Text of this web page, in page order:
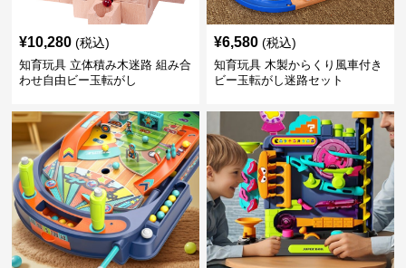
¥10,280 (税込)
知育玩具 立体積み木迷路 組み合
わせ自由ビー玉転がし
¥6,580 (税込)
知育玩具 木製からくり風車付き
ビー玉転がし迷路セット